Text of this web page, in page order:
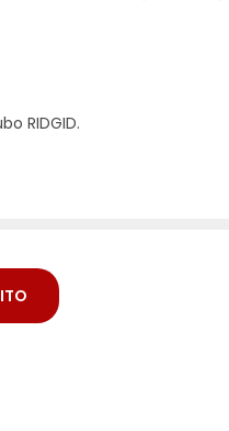
RIDGID.